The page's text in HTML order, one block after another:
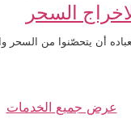
السحر
أن يتحصّنوا من السحر
عرض جميع الخدمات